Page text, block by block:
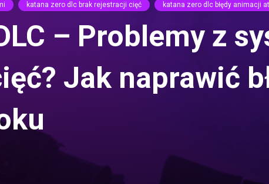
katana zero dlc brak rejestracji cięć katana zero dlc błędy animacji
– Problemy z
Jak naprawić